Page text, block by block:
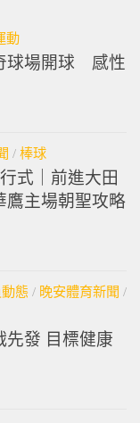
動
球場開球 感性
/ 棒球
式｜前進大田
鷹主場朝聖攻略
態 / 晚安體育新聞 /
先發 目標健康